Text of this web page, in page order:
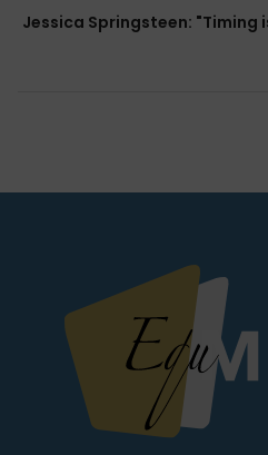
Jessica Springsteen: "Timing